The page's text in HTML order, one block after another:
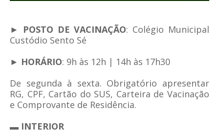
► POSTO DE VACINAÇÃO: Colégio Municipal
Custódio Sento Sé
► HORÁRIO: 9h às 12h | 14h às 17h30
De segunda à sexta. Obrigatório apresentar
RG, CPF, Cartão do SUS, Carteira de Vacinação
e Comprovante de Residência.
▬ INTERIOR